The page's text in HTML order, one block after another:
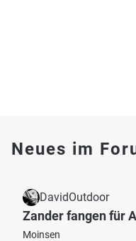
Neues im
DavidOutdoor
Zander fangen für
Moinsen